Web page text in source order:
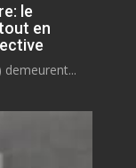
le
en
demeurent...